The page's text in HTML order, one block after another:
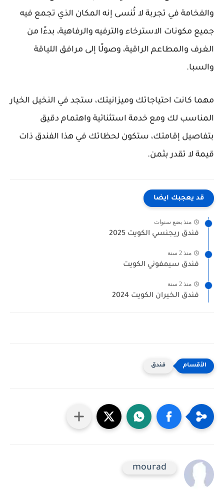
والفخامة في تجربة لا تُنسى إنه المكان الذي تجمع فيه
جميع مكونات الاسترخاء والترفيه والرفاهية، بدءًا من
الغرف والمطاعم الراقية، وصولًا إلى مرافق اللياقة
والسبا.
مهما كانت احتياجاتك وميزانيتك، ستجد في النخيل الخيار
المناسب لك ومع خدمة استثنائية واهتمام دقيق
بتفاصيل إقامتك، ستكون لحظاتك في هذا الفندق ذات
قيمة لا تقدر بثمن.
قد يعجبك ايضا
منذ بضع سنوات
فندق ريجنسي الكويت 2025
منذ 2 سنة
فندق سيمفوني الكويت
منذ 2 سنة
فندق الخيران الكويت 2024
فندق
mourad